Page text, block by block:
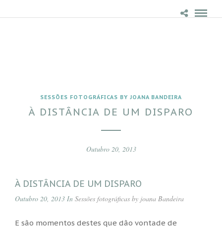
SESSÕES FOTOGRÁFICAS BY JOANA BANDEIRA
À DISTÂNCIA DE UM DISPARO
Outubro 20, 2013
À DISTÂNCIA DE UM DISPARO
Outubro 20, 2013 In Sessões fotográficas by joana Bandeira
E são momentos destes que dão vontade de